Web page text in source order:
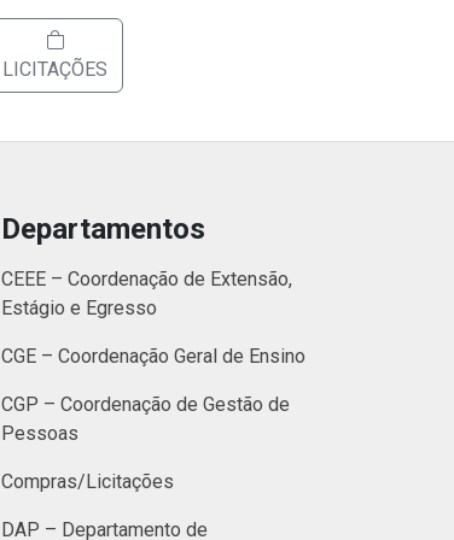
LICITAÇÕES
Departamentos
CEEE – Coordenação de Extensão,
Estágio e Egresso
CGE – Coordenação Geral de Ensino
CGP – Coordenação de Gestão de
Pessoas
Compras/Licitações
DAP – Departamento de